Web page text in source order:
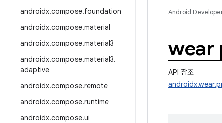
androidx.compose.foundation
androidx.compose.material
androidx.compose.material3
androidx.compose.material3.
adaptive
androidx.compose.remote
androidx.compose.runtime
androidx.compose.ui
Android
wear
API 참조